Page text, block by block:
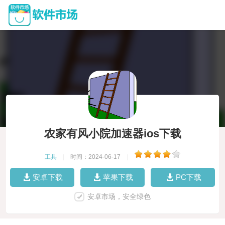
农家有风小院加速器ios下载
工具 时间：2024-06-17
安卓下载 苹果下载 PC下载
安卓市场，安全绿色